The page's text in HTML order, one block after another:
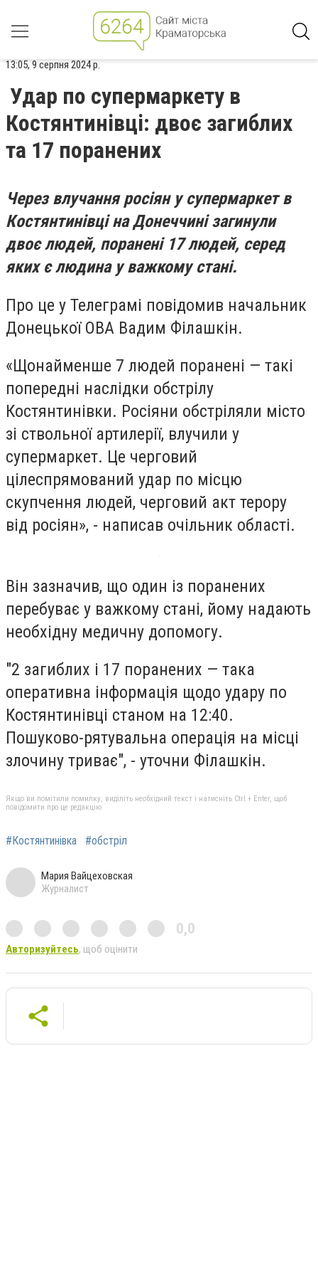
13:05, 9 серпня 2024 р.
Удар по супермаркету в
Костянтинівці: двоє загиблих
та 17 поранених
Через влучання росіян у супермаркет в
Костянтинівці на Донеччині загинули
двоє людей, поранені 17 людей, серед
яких є людина у важкому стані.
Про це у Телеграмі повідомив начальник
Донецької ОВА Вадим Філашкін.
«Щонайменше 7 людей поранені — такі
попередні наслідки обстрілу
Костянтинівки. Росіяни обстріляли місто
зі ствольної артилерії, влучили у
супермаркет. Це черговий
цілеспрямований удар по місцю
скупчення людей, черговий акт терору
від росіян», - написав очільник області.
Він зазначив, що один із поранених
перебуває у важкому стані, йому надають
необхідну медичну допомогу.
"2 загиблих і 17 поранених — така
оперативна інформація щодо удару по
Костянтинівці станом на 12:40.
Пошуково-рятувальна операція на місці
злочину триває", - уточни Філашкін.
Якщо ви помітили помилку, виділіть необхідний текст і натисніть Ctrl + Enter, щоб
повідомити про це редакцію
#Костянтинівка #обстріл
Мария Вайцеховская
Журналист
0,0
Авторизуйтесь, щоб оцінити